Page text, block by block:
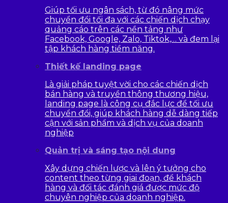
Giúp tối ưu ngân sách, từ đó nâng mức
chuyển đổi tối đa với các chiến dịch chạy
quảng cáo trên các nền tảng như
Facebook, Google, Zalo, Tiktok,… và đem lại
tập khách hàng tiềm năng.
Thiết kế landing page
Là giải pháp tuyệt vời cho các chiến dịch
bán hàng và truyền thông thương hiệu,
landing page là công cụ đắc lực để tối ưu
chuyển đổi, giúp khách hàng dễ dàng tiếp
cận với sản phẩm và dịch vụ của doanh
nghiệp
Quản trị và sáng tạo nội dung
Xây dựng chiến lược và lên ý tưởng cho
content theo từng giai đoạn, để khách
hàng và đối tác đánh giá được mức độ
chuyên nghiệp của doanh nghiệp.